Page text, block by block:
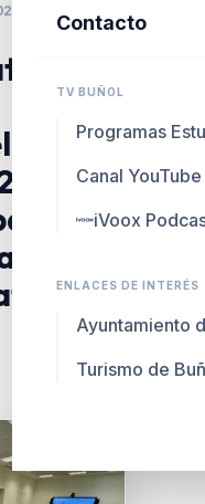
Contacto
TV BUÑOL
Programas
Canal YouTube
iVoox
ENLACES DE INTERÉS
Ayuntamiento
Turismo de
exige
de